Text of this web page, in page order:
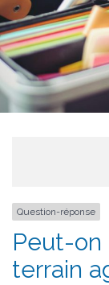
Question-réponse
Peut-on
terrain